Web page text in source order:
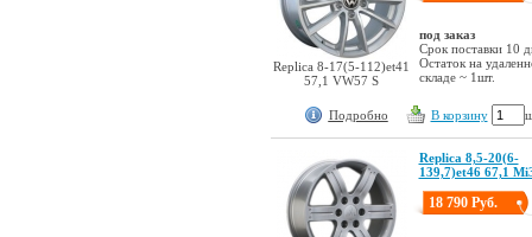
Replica 8-17(5-112)et41
57,1 VW57 S
под заказ
Срок поставки 10
Остаток на
складе ~ 1шт.
Подробно В корзину
Replica 8,5-20(6-
139,7)et46 67,1
18 790 Руб.